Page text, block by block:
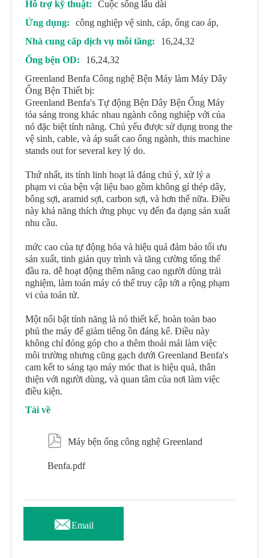
Hỗ trợ kỹ thuật:
Cuộc sống lâu dài
Ứng dụng:
công nghiệp vệ sinh, cáp, ống cao áp,
Nhà cung cấp dịch vụ mỗi tầng:
16,24,32
Ống bện OD:
16,24,32
Greenland Benfa Công nghệ Bện Máy làm Máy Dây
Ống Bện Thiết bị:
Greenland Benfa's Tự động Bện Dây Bện Ống Máy
tỏa sáng trong khác nhau ngành công nghiệp với của
nó đặc biệt tính năng. Chủ yếu được sử dụng trong the
vệ sinh, cable, và áp suất cao ống ngành, this machine
stands out for several key lý do.
Thứ nhất, its tính linh hoạt là đáng chú ý, xử lý a
phạm vi của bện vật liệu bao gồm không gỉ thép dây,
bông sợi, aramid sợi, carbon sợi, và hơn thế nữa. Điều
này khả năng thích ứng phục vụ đến đa dạng sản xuất
nhu cầu.
mức cao của tự động hóa và hiệu quả đảm bảo tối ưu
sản xuất, tinh giản quy trình và tăng cường tổng thể
đầu ra. dễ hoạt động thêm nâng cao người dùng trải
nghiệm, làm toán máy có thể truy cập tới a rộng phạm
vi của toán tử.
Một nổi bật tính năng là nó thiết kế, hoàn toàn bao
phủ the máy để giảm tiếng ồn đáng kể. Điều này
không chỉ đóng góp cho a thêm thoải mái làm việc
môi trường nhưng cũng gạch dưới Greenland Benfa's
cam kết to sáng tạo máy móc that is hiệu quả, thân
thiện với người dùng, và quan tâm của nơi làm việc
điều kiện.
Tải về
 Máy bện ống công nghệ Greenland
Benfa.pdf
Email